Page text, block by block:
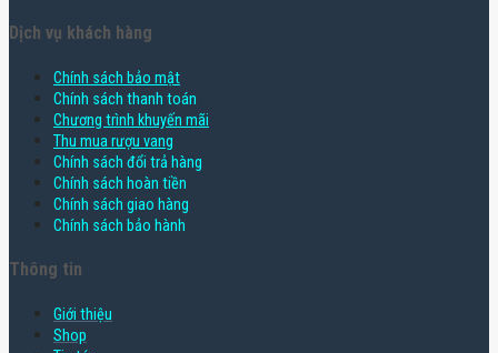
Dịch vụ khách hàng
Chính sách bảo mật
Chính sách thanh toán
Chương trình khuyến mãi
Thu mua rượu vang
Chính sách đổi trả hàng
Chính sách hoàn tiền
Chính sách giao hàng
Chính sách bảo hành
Thông tin
Giới thiệu
Shop